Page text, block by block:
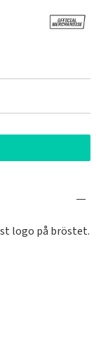
logo på bröstet.